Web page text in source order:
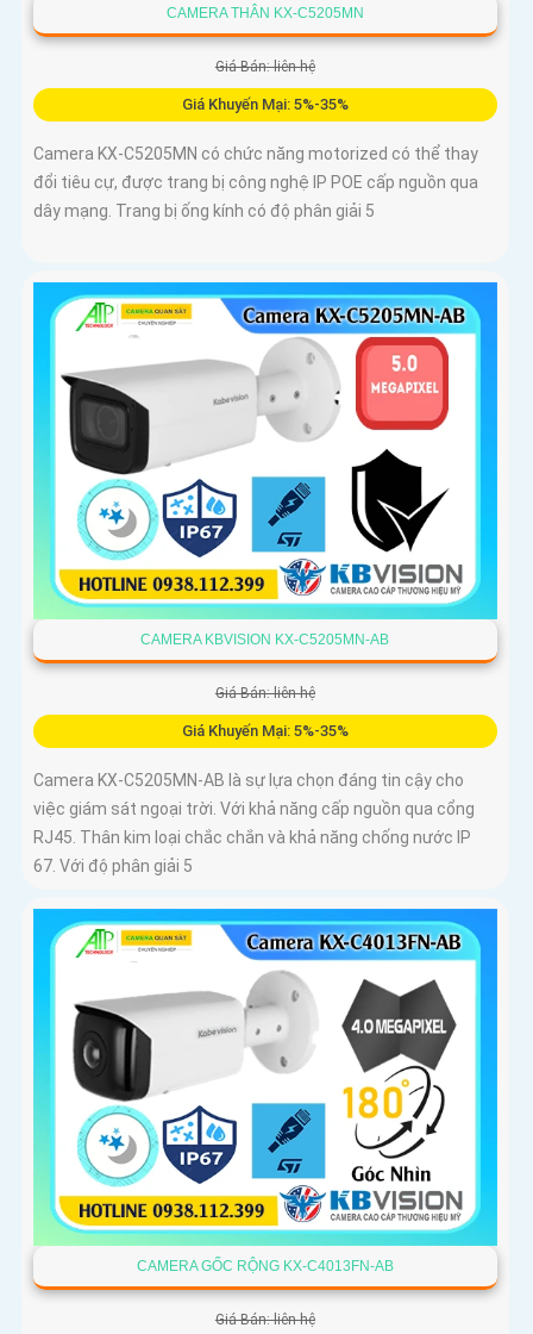
CAMERA THÂN KX-C5205MN
Giá Bán: liên hệ
Giá Khuyến Mại: 5%-35%
Camera KX-C5205MN có chức năng motorized có thể thay
đổi tiêu cự, được trang bị công nghệ IP POE cấp nguồn qua
dây mạng. Trang bị ống kính có độ phân giải 5
CAMERA KBVISION KX-C5205MN-AB
Giá Bán: liên hệ
Giá Khuyến Mại: 5%-35%
Camera KX-C5205MN-AB là sự lựa chọn đáng tin cậy cho
việc giám sát ngoại trời. Với khả năng cấp nguồn qua cổng
RJ45. Thân kim loại chắc chắn và khả năng chống nước IP
67. Với độ phân giải 5
CAMERA GỐC RỘNG KX-C4013FN-AB
Giá Bán: liên hệ